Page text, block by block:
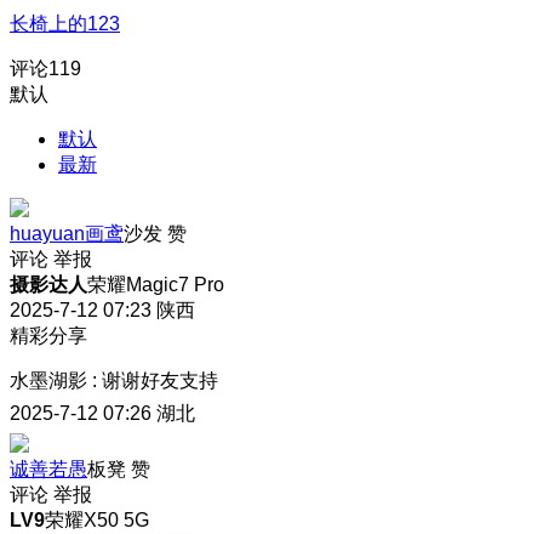
长椅上的123
评论119
默认
默认
最新
huayuan画鸢沙发 赞
评论 举报
摄影达人荣耀Magic7 Pro
2025-7-12 07:23 陕西
精彩分享
水墨湖影 : 谢谢好友支持
2025-7-12 07:26 湖北
诚善若愚板凳 赞
评论 举报
LV9荣耀X50 5G